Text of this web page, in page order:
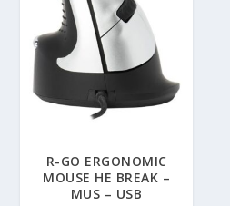
R-GO ERGONOMIC
MOUSE HE BREAK –
MUS – USB